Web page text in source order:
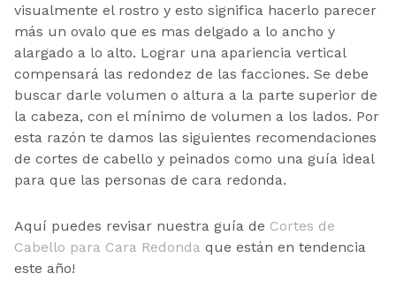
visualmente el rostro y esto significa hacerlo parecer
más un ovalo que es mas delgado a lo ancho y
alargado a lo alto. Lograr una apariencia vertical
compensará las redondez de las facciones. Se debe
buscar darle volumen o altura a la parte superior de
la cabeza, con el mínimo de volumen a los lados. Por
esta razón te damos las siguientes recomendaciones
de cortes de cabello y peinados como una guía ideal
para que las personas de cara redonda.
Aquí puedes revisar nuestra guía de Cortes de
Cabello para Cara Redonda que están en tendencia
este año!